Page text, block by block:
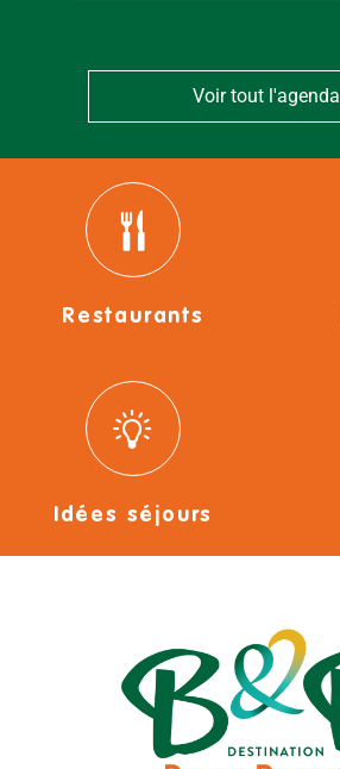
Voir tout l'agenda
Restaurants
Idées séjours